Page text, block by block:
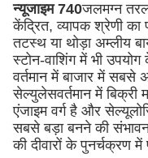
न्यूजाइम 740जलमग्न
केंद्रित, व्यापक श्रेणी
तटस्थ या थोड़ा अम्लीय
स्टोन-वाशिंग में भी
वर्तमान में बाजार में
सेल्युलेसवर्तमान में बिक्री
एंजाइम वर्ग है और
सबसे बड़ा बनने की
की दीवारों के पुनर्चक्रण